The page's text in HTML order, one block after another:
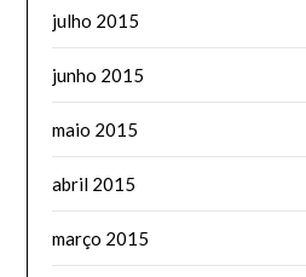
julho 2015
junho 2015
maio 2015
abril 2015
março 2015